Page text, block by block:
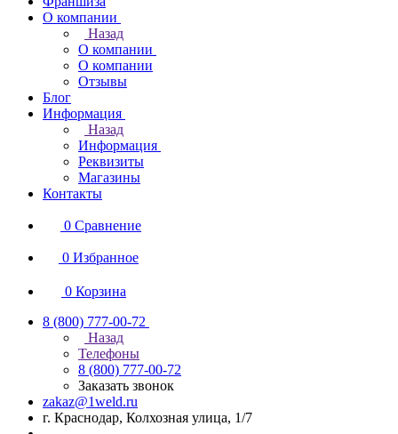
О компании
Назад
О компании
О компании
Отзывы
Блог
Информация
Назад
Информация
Реквизиты
Магазины
Контакты
0 Сравнение
0 Избранное
0 Корзина
8 (800) 777-00-72
Назад
Телефоны
8 (800) 777-00-72
Заказать звонок
zakaz@1weld.ru
г. Краснодар, Колхозная улица, 1/7